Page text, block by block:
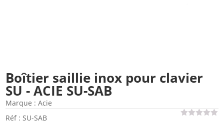
Boîtier saillie inox pour clavier
SU - ACIE SU-SAB
Marque :Acie
Réf : SU-SAB